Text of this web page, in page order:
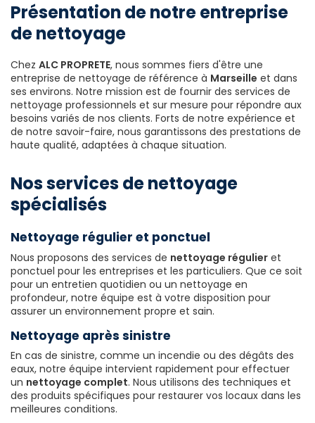
Présentation de notre entreprise
de nettoyage
Chez ALC PROPRETE, nous sommes fiers d'être une
entreprise de nettoyage de référence à Marseille et dans
ses environs. Notre mission est de fournir des services de
nettoyage professionnels et sur mesure pour répondre aux
besoins variés de nos clients. Forts de notre expérience et
de notre savoir-faire, nous garantissons des prestations de
haute qualité, adaptées à chaque situation.
Nos services de nettoyage
spécialisés
Nettoyage régulier et ponctuel
Nous proposons des services de nettoyage régulier et
ponctuel pour les entreprises et les particuliers. Que ce soit
pour un entretien quotidien ou un nettoyage en
profondeur, notre équipe est à votre disposition pour
assurer un environnement propre et sain.
Nettoyage après sinistre
En cas de sinistre, comme un incendie ou des dégâts des
eaux, notre équipe intervient rapidement pour effectuer
un nettoyage complet. Nous utilisons des techniques et
des produits spécifiques pour restaurer vos locaux dans les
meilleures conditions.